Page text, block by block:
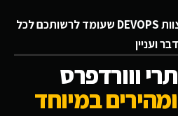
אחסון אתרים מאובטח עם צוות DEVOPS שעומד לרשותכם לכל
דבר ועניין
ווורדפרס
ומהירים במיוחד